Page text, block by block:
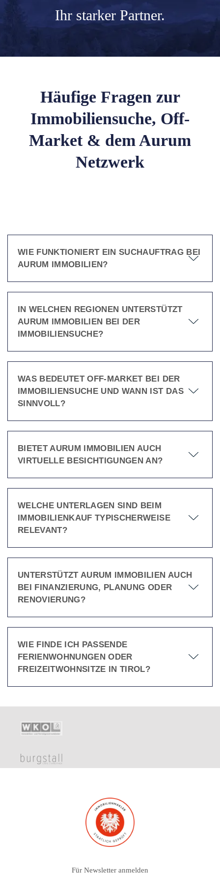
Ihr starker Partner.
Häufige Fragen zur
Immobiliensuche, Off-
Market & dem Aurum
Netzwerk
WIE FUNKTIONIERT EIN SUCHAUFTRAG BEI
AURUM IMMOBILIEN?
IN WELCHEN REGIONEN UNTERSTÜTZT
AURUM IMMOBILIEN BEI DER
IMMOBILIENSUCHE?
WAS BEDEUTET OFF-MARKET BEI DER
IMMOBILIENSUCHE UND WANN IST DAS
SINNVOLL?
BIETET AURUM IMMOBILIEN AUCH
VIRTUELLE BESICHTIGUNGEN AN?
WELCHE UNTERLAGEN SIND BEIM
IMMOBILIENKAUF TYPISCHERWEISE
RELEVANT?
UNTERSTÜTZT AURUM IMMOBILIEN AUCH
BEI FINANZIERUNG, PLANUNG ODER
RENOVIERUNG?
WIE FINDE ICH PASSENDE
FERIENWOHNUNGEN ODER
FREIZEITWOHNSITZE IN TIROL?
Für Newsletter anmelden